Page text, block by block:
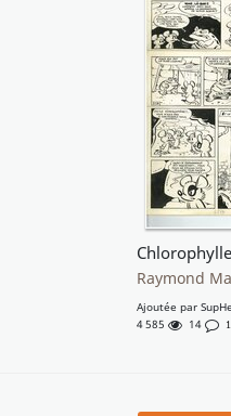
Raymond
Ajoutée par
4 585
14 1